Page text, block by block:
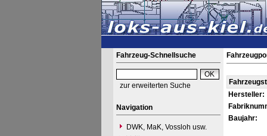
Fahrzeug-Schnellsuche
zur erweiterten Suche
Navigation
DWK, MaK, Vossloh usw.
Hersteller:
Baujahr: